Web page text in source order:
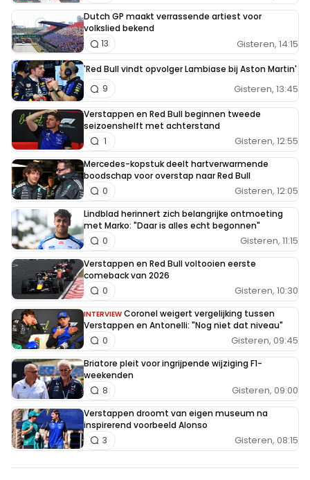
Dutch GP maakt verrassende artiest voor
volkslied bekend
Gisteren, 14:15
13
'Red Bull vindt opvolger Lambiase bij Aston Martin'
Gisteren, 13:45
9
Verstappen en Red Bull beginnen tweede
seizoenshelft met achterstand
Gisteren, 12:55
1
Mercedes-kopstuk deelt hartverwarmende
boodschap voor overstap naar Red Bull
Gisteren, 12:05
0
Lindblad herinnert zich belangrijke ontmoeting
met Marko: "Daar is alles echt begonnen"
Gisteren, 11:15
0
Verstappen en Red Bull voltooien eerste
comeback van 2026
Gisteren, 10:30
0
INTERVIEW Coronel weigert vergelijking tussen
Verstappen en Antonelli: "Nog niet dat niveau"
Gisteren, 09:45
0
Briatore pleit voor ingrijpende wijziging F1-
weekenden
Gisteren, 09:00
8
Verstappen droomt van eigen museum na
inspirerend voorbeeld Alonso
Gisteren, 08:15
3